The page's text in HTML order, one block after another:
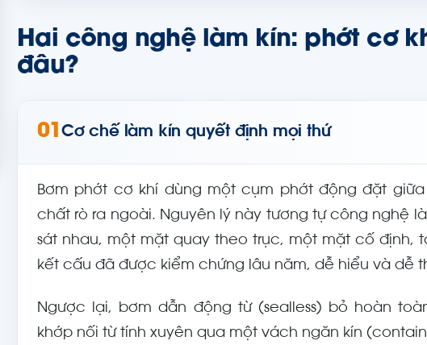
Hai công nghệ làm kín: phớt cơ
đâu?
01 Cơ chế làm kín quyết định mọi thứ
Bơm phớt cơ khí dùng một cụm phớt động đặt
chất rò ra ngoài. Nguyên lý này tương tự công nghệ
sát nhau, một mặt quay theo trục, một mặt cố định,
kết cấu đã được kiểm chứng lâu năm, dễ hiểu và dễ
Ngược lại, bơm dẫn động từ (sealless) bỏ hoàn
khớp nối từ tính xuyên qua một vách ngăn kín